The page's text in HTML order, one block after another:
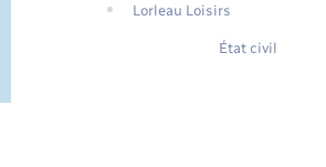
Lorleau Loisirs
État civil